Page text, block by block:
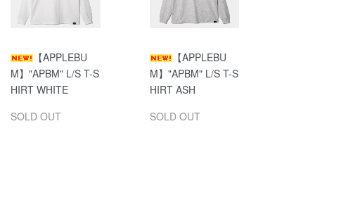
【APPLEBU
M】"APBM" L/S T-S
HIRT WHITE
SOLD OUT
【APPLEBU
M】"APBM" L/S T-S
HIRT ASH
SOLD OUT